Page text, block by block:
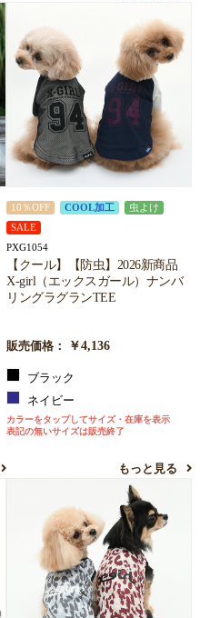
10％OFF COOL加工
虫よけ
SALE
PXG1054
【クール】【防虫】2026新商品
X-girl（エックスガール）ナンバ
リングラグランTEE
販売価格： ￥4,136
ブラック
ネイビー
カラーをタップしてサイズ・在庫を表示
表記の無いサイズは販売終了
もっと見る